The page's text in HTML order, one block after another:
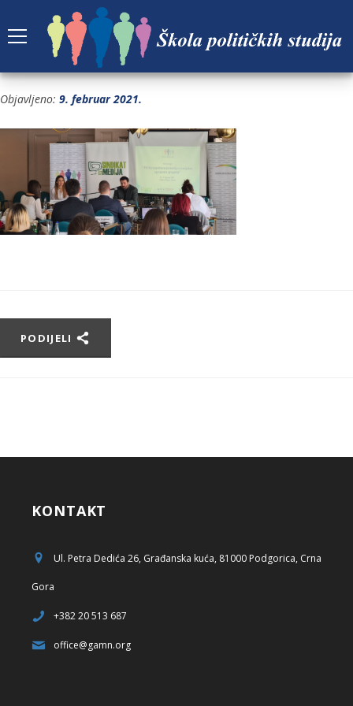
Objavljeno: 9. februar 2021.
PODIJELI
KONTAKT
Ul. Petra Dedića 26, Građanska kuća, 81000 Podgorica, Crna
Gora
+382 20 513 687
office@gamn.org